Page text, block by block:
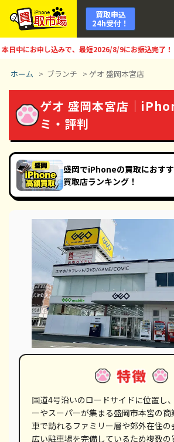
買取申込
24h受付！
お申し込みで、最短2026/8/9にお振込完了！
ホーム > ブランチ > ゲオ 盛岡本宮店
ゲオ 盛岡本宮店｜
ミ・評判
盛岡でiPhoneの買取におす
買取店ランキング！
国道4号沿いのロードサイドに位置し
ーやスーパーが集まる盛岡市本宮の商
車で訪れるファミリー層や郊外在住の
広い駐車場を完備しているため複数の